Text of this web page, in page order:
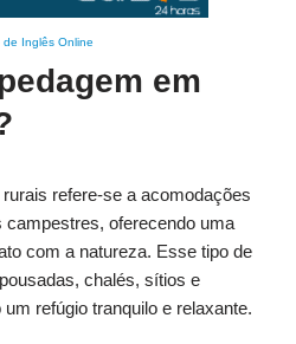
de Inglês Online
em
refere-se a acomodações
campestres, oferecendo uma
com a natureza. Esse tipo de
chalés, sítios e
refúgio tranquilo e relaxante.